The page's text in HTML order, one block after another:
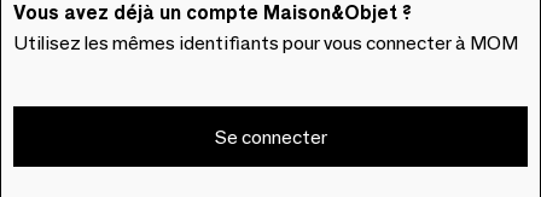
Vous avez déjà un compte Maison&Objet ?
Utilisez les mêmes identifiants pour vous connecter à MOM
Se connecter